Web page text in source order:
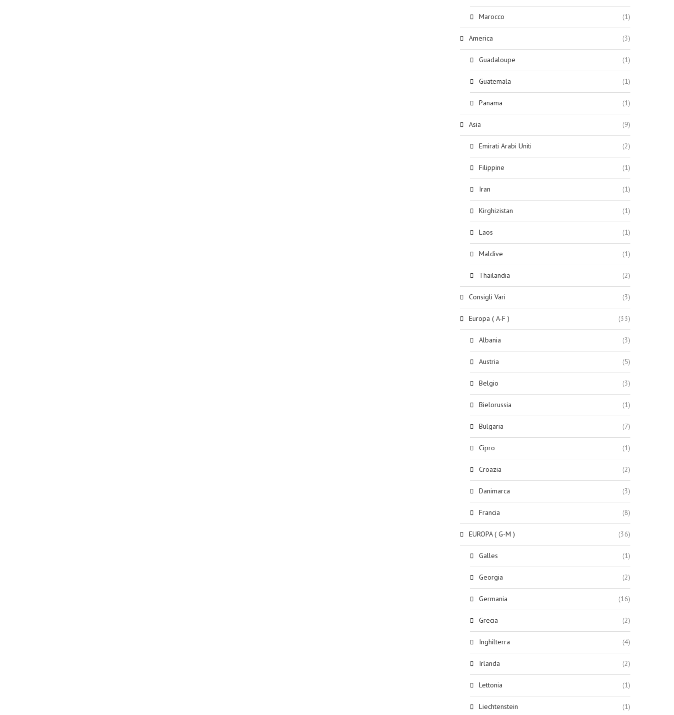
Marocco (1)
America (3)
Guadaloupe (1)
Guatemala (1)
Panama (1)
Asia (9)
Emirati Arabi Uniti (2)
Filippine (1)
Iran (1)
Kirghizistan (1)
Laos (1)
Maldive (1)
Thailandia (2)
Consigli Vari (3)
Europa ( A-F ) (33)
Albania (3)
Austria (5)
Belgio (3)
Bielorussia (1)
Bulgaria (7)
Cipro (1)
Croazia (2)
Danimarca (3)
Francia (8)
EUROPA ( G-M ) (36)
Galles (1)
Georgia (2)
Germania (16)
Grecia (2)
Inghilterra (4)
Irlanda (2)
Lettonia (1)
Liechtenstein (1)